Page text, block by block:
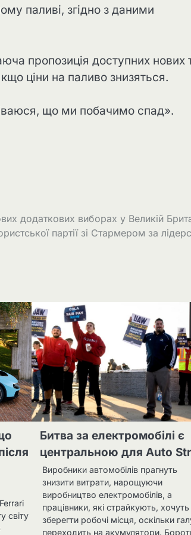
паливі, згідно з даними
пропозиція доступних нових
ціни на паливо знизяться.
що ми побачимо спад».
додаткових виборах у Великій
партії зі Стармером за
світу
Битва за електромобілі є
центральною для Auto
Виробники автомобілів прагнуть
знизити витрати, нарощуючи
виробництво електромобілів, а
працівники, які страйкують, хочуть
зберегти робочі місця, оскільки
переходить на акумулятори.